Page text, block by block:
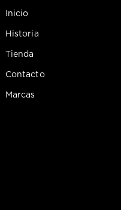
Inicio
Historia
Tienda
Contacto
Marcas